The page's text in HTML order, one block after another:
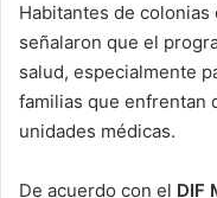
Habitantes de colonias
señalaron que el
salud, especialmente
familias que enfrentan
unidades médicas.
De acuerdo con el DIF